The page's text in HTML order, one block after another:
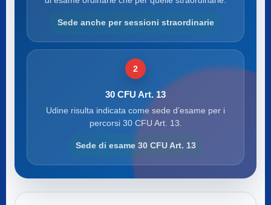
Sede anche per sessioni straordinarie
2
30 CFU Art. 13
Udine risulta indicata come sede d’esame per i
percorsi 30 CFU Art. 13.
Sede di esame 30 CFU Art. 13